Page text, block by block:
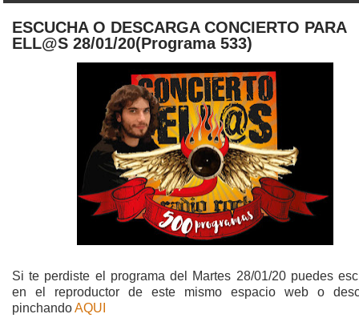
ESCUCHA O DESCARGA CONCIERTO PARA
ELL@S 28/01/20(Programa 533)
Si te perdiste el programa del Martes 28/01/20 puedes
en el reproductor de este mismo espacio web o
pinchandoAQUI